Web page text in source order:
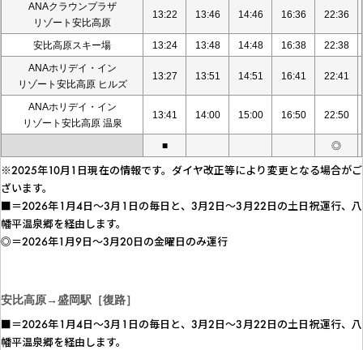
ANAクラウンプラザ
リゾート安比高原
13:22 13:46 14:46 16:36 22:36
安比高原スキー場 13:24 13:48 14:48 16:38
22:38
ANAホリデイ・イン
リゾート安比高原 ヒルズ
13:27 13:51 14:51 16:41 22:41
ANAホリデイ・イン
リゾート安比高原 温泉
13:41 14:00 15:00 16:50 22:50
■ ◎
※2025年10月1日現在の情報です。ダイヤ改正等により変更となる場合がご
ざいます。
■＝2026年1月4日～3月1日の毎日と、3月2日～3月22日の土日祝運行、八
幡平温泉郷を経由します。
◎＝2026年1月9日～3月20日の金曜日のみ運行
安比高原→盛岡駅［復路］
■＝2026年1月4日～3月1日の毎日と、3月2日～3月22日の土日祝運行、八
幡平温泉郷を経由します。